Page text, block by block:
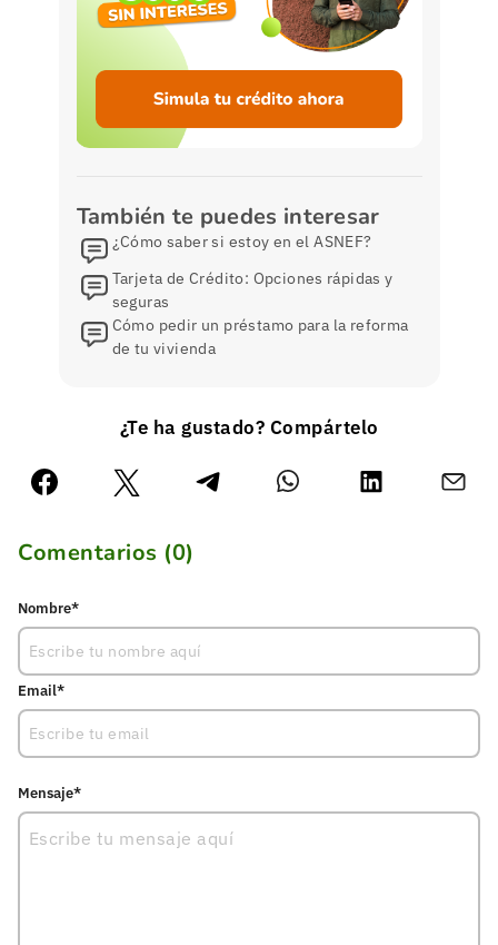
También te puedes interesar
¿Cómo saber si estoy en el ASNEF?
Tarjeta de Crédito: Opciones rápidas y
seguras
Cómo pedir un préstamo para la reforma
de tu vivienda
¿Te ha gustado? Compártelo
Comentarios (0)
Nombre*
Email*
Mensaje*